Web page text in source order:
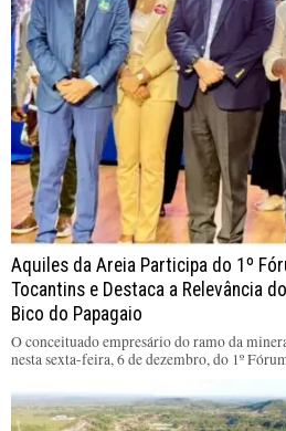
Aquiles da Areia Participa do 1º
Tocantins e Destaca a Relevância
Bico do Papagaio
O conceituado empresário do ramo da
nesta sexta-feira, 6 de dezembro, do 1º